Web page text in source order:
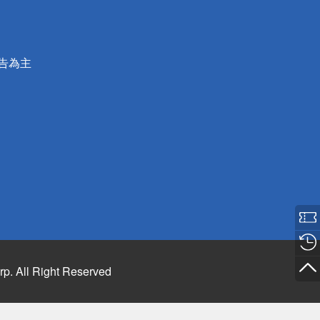
為主
All Right Reserved